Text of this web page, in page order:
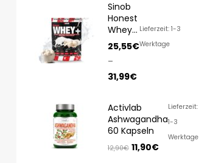
Sinob
Honest
Whey
1000g/
820g
25,55€
–
31,99€
Lieferzeit: 1-3
Werktage
Activlab
Ashwagandha
60 Kapseln
12,90€ 11,90€
Lieferzeit:
1-3
Werktage